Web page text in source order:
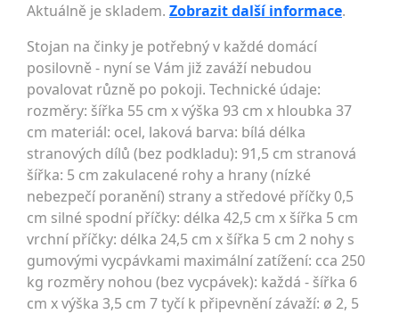
Aktuálně je skladem. Zobrazit další informace.
Stojan na činky je potřebný v každé domácí
posilovně - nyní se Vám již zaváží nebudou
povalovat různě po pokoji. Technické údaje:
rozměry: šířka 55 cm x výška 93 cm x hloubka 37
cm materiál: ocel, laková barva: bílá délka
stranových dílů (bez podkladu): 91,5 cm stranová
šířka: 5 cm zakulacené rohy a hrany (nízké
nebezpečí poranění) strany a středové příčky 0,5
cm silné spodní příčky: délka 42,5 cm x šířka 5 cm
vrchní příčky: délka 24,5 cm x šířka 5 cm 2 nohy s
gumovými vycpávkami maximální zatížení: cca 250
kg rozměry nohou (bez vycpávek): každá - šířka 6
cm x výška 3,5 cm 7 tyčí k připevnění závaží: ø 2, 5